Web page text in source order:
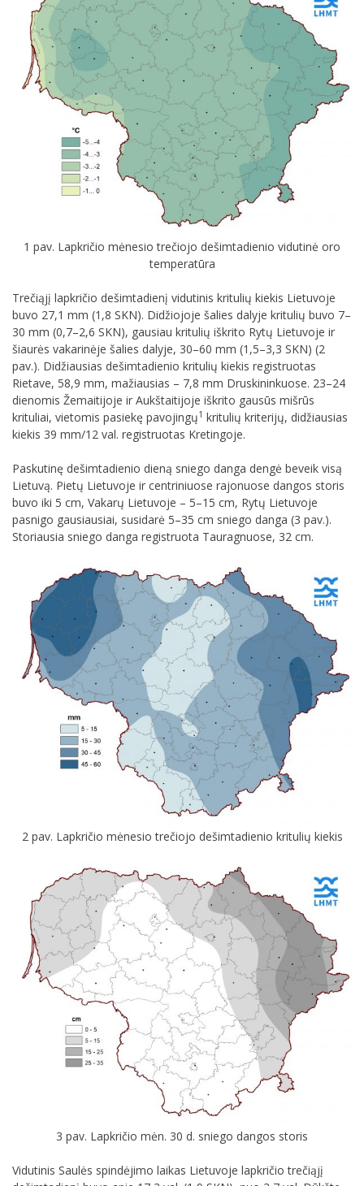
1 pav. Lapkričio mėnesio trečiojo dešimtadienio vidutinė oro
temperatūra
Trečiąjį lapkričio dešimtadienį vidutinis kritulių kiekis Lietuvoje
buvo 27,1 mm (1,8 SKN). Didžiojoje šalies dalyje kritulių buvo 7–
30 mm (0,7–2,6 SKN), gausiau kritulių iškrito Rytų Lietuvoje ir
šiaurės vakarinėje šalies dalyje, 30–60 mm (1,5–3,3 SKN) (2
pav.). Didžiausias dešimtadienio kritulių kiekis registruotas
Rietave, 58,9 mm, mažiausias – 7,8 mm Druskininkuose. 23–24
dienomis Žemaitijoje ir Aukštaitijoje iškrito gausūs mišrūs
krituliai, vietomis pasiekę pavojingų1 kritulių kriterijų, didžiausias
kiekis 39 mm/12 val. registruotas Kretingoje.
Paskutinę dešimtadienio dieną sniego danga dengė beveik visą
Lietuvą. Pietų Lietuvoje ir centriniuose rajonuose dangos storis
buvo iki 5 cm, Vakarų Lietuvoje – 5–15 cm, Rytų Lietuvoje
pasnigo gausiausiai, susidarė 5–35 cm sniego danga (3 pav.).
Storiausia sniego danga registruota Tauragnuose, 32 cm.
2 pav. Lapkričio mėnesio trečiojo dešimtadienio kritulių kiekis
3 pav. Lapkričio mėn. 30 d. sniego dangos storis
Vidutinis Saulės spindėjimo laikas Lietuvoje lapkričio trečiąjį